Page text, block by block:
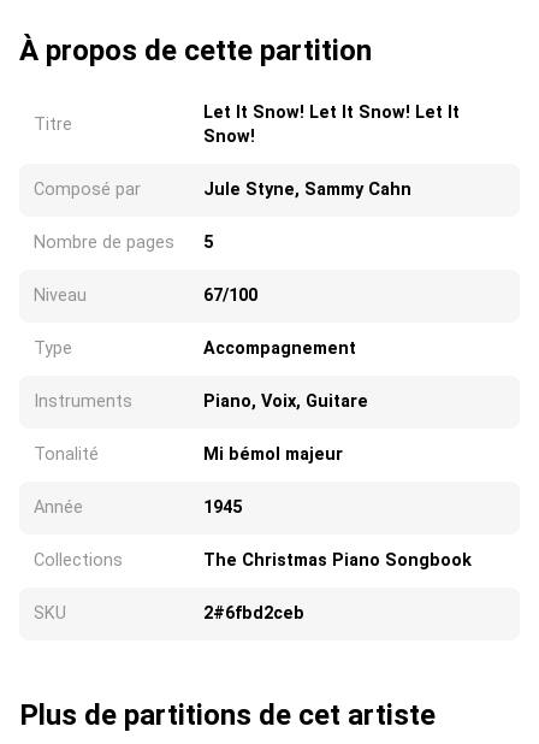
À propos de cette partition
Titre
Let It Snow! Let It Snow! Let It
Snow!
Composé par Jule Styne, Sammy Cahn
Nombre de pages 5
Niveau 67/100
Type Accompagnement
Instruments Piano, Voix, Guitare
Tonalité Mi bémol majeur
Année 1945
Collections The Christmas Piano Songbook
SKU 2#6fbd2ceb
Plus de partitions de cet artiste